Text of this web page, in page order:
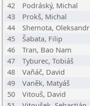
42
Podráský, Michal
43
Prokš, Michal
44
Shemota, Oleksandr
45
Šabata, Filip
46
Tran, Bao Nam
47
Tyburec, Tobiáš
48
Vaňáč, David
49
Vaněk, Matyáš
50
Vitouš, David